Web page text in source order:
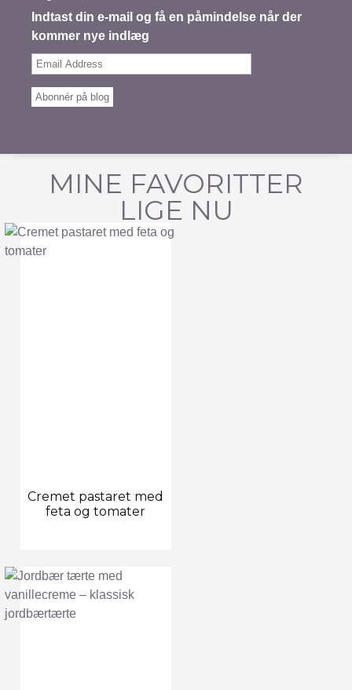
Indtast din e-mail og få en påmindelse når der
kommer nye indlæg
Email
Abonnér på blog
MINE FAVORITTER
LIGE NU
Cremet pastaret med
feta og tomater